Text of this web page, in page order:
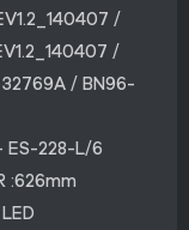
/
/
/ BN96-
ES-228-L/6
:626mm